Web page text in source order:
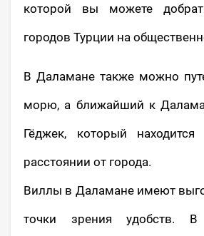
которой вы можете
городов Турции на
В Даламане также можно
морю, а ближайший к
Гёджек, который
расстоянии от города.
Виллы в Даламане имеют
точки зрения удобств.